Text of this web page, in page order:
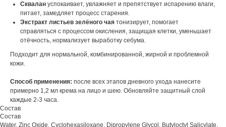
Сквалан успокаивает, увлажняет и препятствует испарению влаги,
питает, замедляет процесс старения.
Экстракт листьев зелёного чая тонизирует, помогает
справляться с процессом окисления, защищая клетки, уменьшает
отёчность, нормализует выработку себума.
Подходит для нормальной, комбинированной, жирной и проблемной
кожи.
Способ применения: после всех этапов дневного ухода нанесите
примерно 1,2 мл крема на лицо и шею. Обновляйте защитный слой
каждые 2-3 часа.
Состав
Состав
Water, Zinc Oxide, Cyclohexasiloxane, Dipropylene Glycol, Butyloctyl Salicylate,